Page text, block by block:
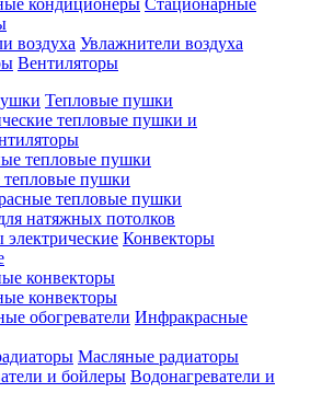
Стационарные
Увлажнители воздуха
Вентиляторы
Тепловые пушки
тепловые пушки и
тепловые пушки
тепловые пушки
тепловые пушки
натяжных потолков
Конвекторы
конвекторы
конвекторы
Инфракрасные
Масляные радиаторы
Водонагреватели и